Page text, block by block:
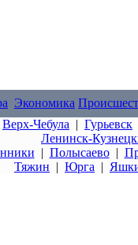
Экономика
Верх-Чебула | Гурьевск
Ленинск-
| Полысаево|
Тяжин | Юрга |